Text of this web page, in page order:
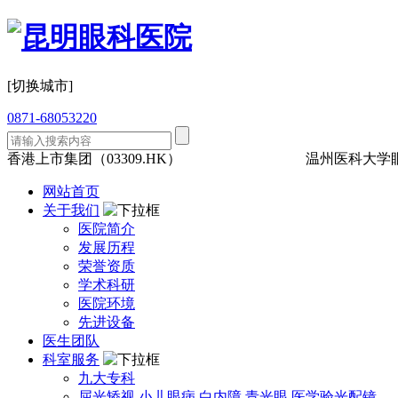
[切换城市]
0871-68053220
香港上市集团（03309.HK） 温州医科大学
网站首页
关于我们
医院简介
发展历程
荣誉资质
学术科研
医院环境
先进设备
医生团队
科室服务
九大专科